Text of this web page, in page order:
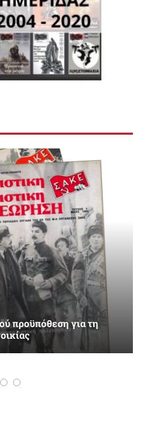
προϋπόθεση για τη